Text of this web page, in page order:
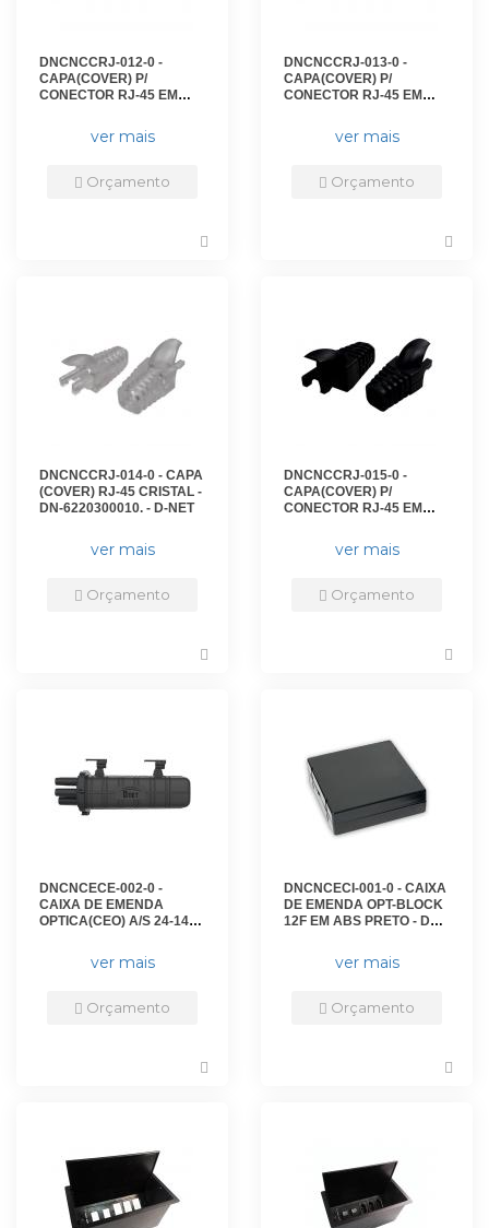
DNCNCCRJ-012-0 -
CAPA(COVER) P/
CONECTOR RJ-45 EM
6220700010. - D-NET
ver mais
Orçamento
DNCNCCRJ-013-0 -
CAPA(COVER) P/
CONECTOR RJ-45 EM
6221900010. - D-NET
ver mais
Orçamento
DNCNCCRJ-014-0 - CAPA
(COVER) RJ-45 CRISTAL -
DN-6220300010. - D-NET
ver mais
Orçamento
DNCNCCRJ-015-0 -
CAPA(COVER) P/
CONECTOR RJ-45 EM
6220100010. - D-NET
ver mais
Orçamento
DNCNCECE-002-0 -
CAIXA DE EMENDA
OPTICA(CEO) A/S 24-144F
ver mais
Orçamento
DNCNCECI-001-0 - CAIXA
DE EMENDA OPT-BLOCK
12F EM ABS PRETO - DN-
ver mais
Orçamento